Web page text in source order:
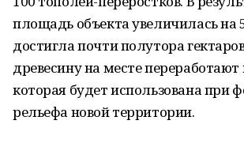
площадь объекта увеличилась на
достигла почти полутора
древесину на месте переработают
которая будет использована при
рельефа новой территории.